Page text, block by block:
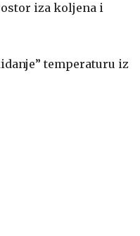
iza koljena i
temperaturu iz